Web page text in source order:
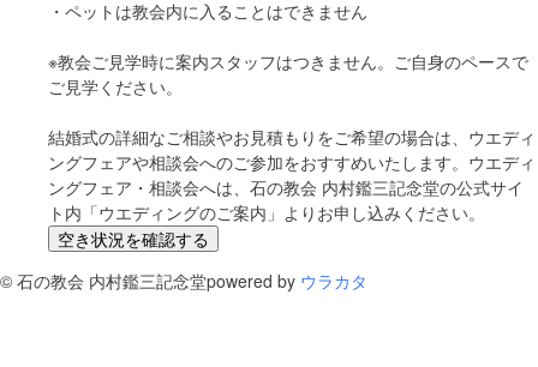
・ペットは教会内に入ることはできません
※教会ご見学時に案内スタッフはつきません。ご自身のペースで
ご見学ください。
結婚式の詳細なご相談やお見積もりをご希望の場合は、ウエディ
ングフェアや相談会へのご参加をおすすめいたします。ウエディ
ングフェア・相談会へは、石の教会 内村鑑三記念堂の公式サイ
ト内「ウエディングのご案内」よりお申し込みください。
空き状況を確認する
© 石の教会 内村鑑三記念堂powered by ウラカタ